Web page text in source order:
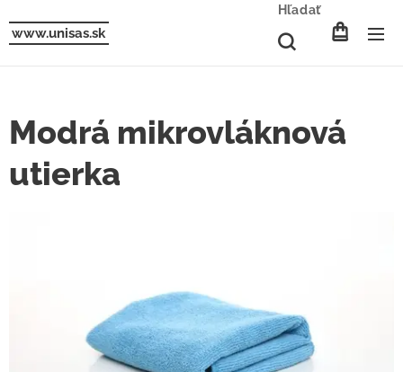
www.unisas.sk
Hľadať
Modrá mikrovláknová
utierka